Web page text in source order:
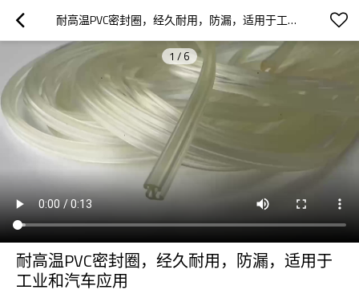
耐高温PVC密封圈，经久耐用，防漏，适用于工业和汽车应用
1 / 6
耐高温PVC密封圈，经久耐用，防漏，适用于
工业和汽车应用